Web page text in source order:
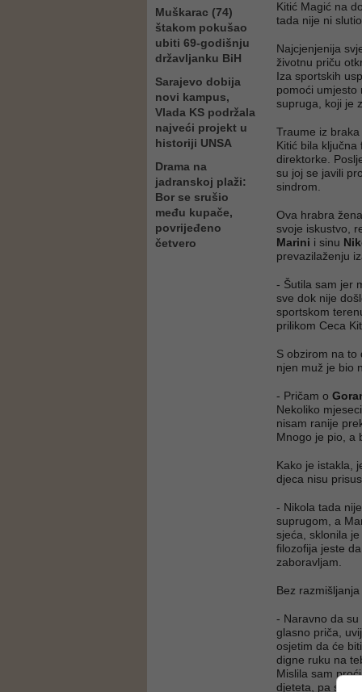
Muškarac (74)
štakom pokušao
ubiti 69-godišnju
državljanku BiH
Sarajevo dobija
novi kampus,
Vlada KS podržala
najveći projekt u
historiji UNSA
Drama na
jadranskoj plaži:
Bor se srušio
među kupače,
povrijeđeno
četvero
Kitić Magić na
tada nije ni
Najcjenjenija
životnu priču
Iza sportskih
pomoći umjesto
supruga, koji je
Traume iz
Kitić bila
direktorke.
su joj se javili
sindrom.
Ova hrabra
svoje iskustvo,
Marini i sinu
prevazilaženju
- Šutila sam jer
sve dok nije
sportskom
prilikom Ceca
S obzirom na to
njen muž je bio
- Pričam o
Nekoliko
nisam ranije
Mnogo je pio, a
Kako je istakla,
djeca nisu
- Nikola tada
suprugom, a
sjeća, sklonila
filozofija jeste
zaboravljam.
Bez
- Naravno da
glasno priča,
osjetim da će
digne ruku na
Mislila sam
djeteta, pa